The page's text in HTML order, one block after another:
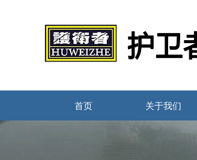
首页 关于我们